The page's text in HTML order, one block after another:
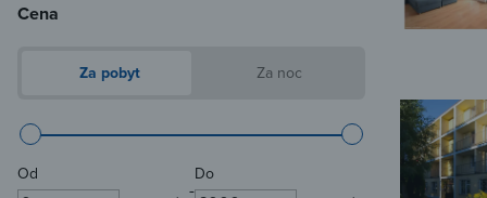
Cena
Za pobyt Za noc
Od
-
Do